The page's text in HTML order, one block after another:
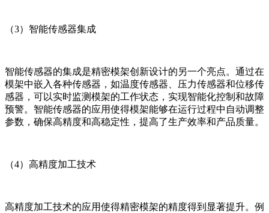
（3）智能传感器集成
智能传感器的集成是精密模架创新设计的另一个亮点。通过在
模架中嵌入各种传感器，如温度传感器、压力传感器和位移传
感器，可以实时监测模架的工作状态，实现智能化控制和故障
预警。智能传感器的应用使得模架能够在运行过程中自动调整
参数，确保高精度和高稳定性，提高了生产效率和产品质量。
（4）高精度加工技术
高精度加工技术的应用使得精密模架的精度得到显著提升。例